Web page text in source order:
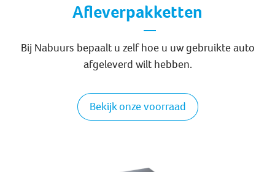
Afleverpakketten
Bij Nabuurs bepaalt u zelf hoe u uw gebruikte auto
afgeleverd wilt hebben.
Bekijk onze voorraad